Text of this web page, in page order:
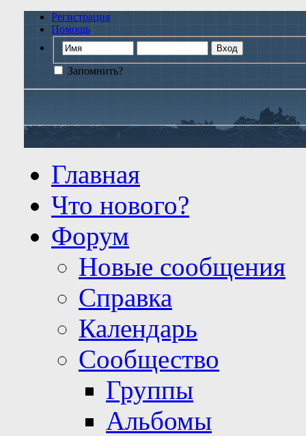
Регистрация
Помощь
Запомнить?
Главная
Что нового?
Форум
Новые сообщения
Справка
Календарь
Сообщество
Группы
Альбомы